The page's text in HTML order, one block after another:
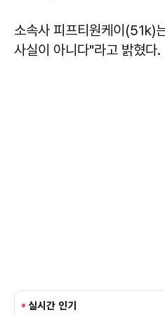
소속사 피프티원케이(51k)
사실이 아니다"라고 밝혔다.